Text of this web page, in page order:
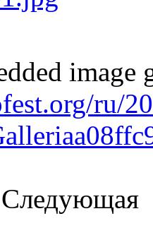
image
ru/
Следующая